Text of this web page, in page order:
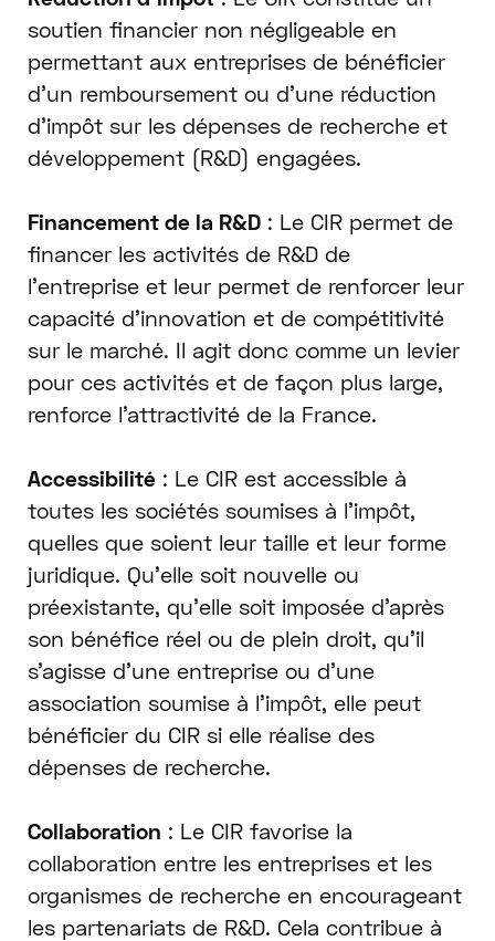
soutien financier non négligeable en
permettant aux entreprises de bénéficier
d'un remboursement ou d'une réduction
d'impôt sur les dépenses de recherche et
développement (R&D) engagées.
Financement de la R&D: Le CIR permet de
financer les activités de R&D de
l'entreprise et leur permet de renforcer leur
capacité d'innovation et de compétitivité
sur le marché. Il agit donc comme un levier
pour ces activités et de façon plus large,
renforce l'attractivité de la France.
Accessibilité: Le CIR est accessible à
toutes les sociétés soumises à l'impôt,
quelles que soient leur taille et leur forme
juridique. Qu'elle soit nouvelle ou
préexistante, qu'elle soit imposée d'après
son bénéfice réel ou de plein droit, qu'il
s'agisse d'une entreprise ou d'une
association soumise à l'impôt, elle peut
bénéficier du CIR si elle réalise des
dépenses de recherche.
Collaboration : Le CIR favorise la
collaboration entre les entreprises et les
organismes de recherche en encourageant
les partenariats de R&D. Cela contribue à